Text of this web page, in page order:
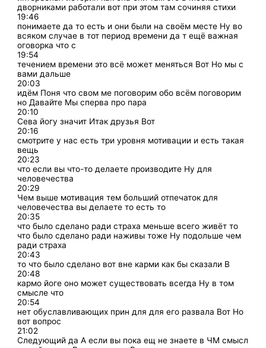
дворниками работали вот при этом там сочиняя стихи
19:46
понимаете да то есть и они были на своём месте Ну во
всяком случае в тот период времени да т ещё важная
оговорка что с
19:54
течением времени это всё может меняться Вот Но мы с
вами дальше
20:03
идём Поня что свом ме поговорим обо всём поговорим
но Давайте Мы сперва про пара
20:10
Сева йогу значит Итак друзья Вот
20:16
смотрите у нас есть три уровня мотивации и есть такая
вещь
20:23
что если вы что-то делаете производите Ну для
человечества
20:29
Чем выше мотивация тем больший отпечаток для
человечества вы делаете то есть то
20:35
что было сделано ради страха меньше всего живёт то
что было сделано ради наживы тоже Ну подольше чем
ради страха
20:43
то что было сделано вот вне карми как бы сказали В
20:48
кармо йоге оно может существовать всегда Ну в том
смысле что
20:54
нет обуславливающих прин для для его развала Вот Но
вот вопрос
21:02
Следующий да А если вы пока ещ не знаете в ЧМ смысл